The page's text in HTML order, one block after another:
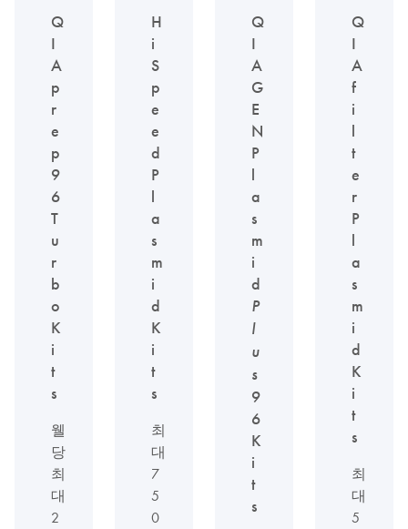
Q
I
A
p
r
e
p
9
6
T
u
r
b
o
K
i
t
s
웰
당
최
대
2
H
i
S
p
e
e
d
P
l
a
s
m
i
d
K
i
t
s
최
대
7
5
0
Q
I
A
G
E
N
P
l
a
s
m
i
d
P
l
u
s
9
6
K
i
t
s
Q
I
A
f
i
l
t
e
r
P
l
a
s
m
i
d
K
i
t
s
최
대
5